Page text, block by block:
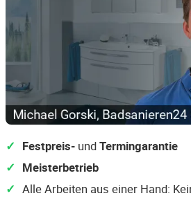
Festpreis- undTermingarantie
Meisterbetrieb
Alle Arbeiten aus einer Hand: